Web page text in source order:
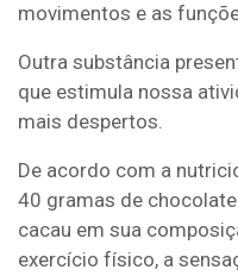
movimentos e as
Outra substância
que estimula nossa
mais despertos.
De acordo com a
40 gramas de
cacau em sua
exercício físico, a